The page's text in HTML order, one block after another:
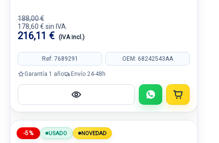
188,00 €
178,60 € sin IVA.
216,11 € (IVA incl.)
Ref: 7689291 OEM: 68242543AA
Garantía 1 año Envío 24-48h
-5% USADO NOVEDAD